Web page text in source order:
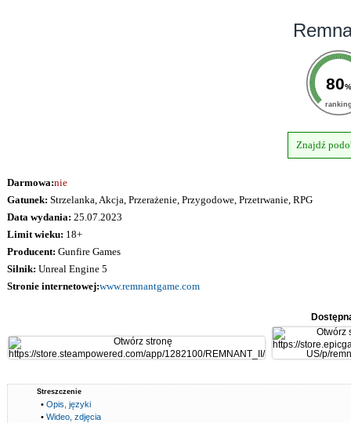
80
Znajdź
Darmowa:nie
Gatunek: Strzelanka, Akcja, Przerażenie, Przygodowe, Przetrwanie, RPG
Data wydania: 25.07.2023
Limit wieku: 18+
Producent: Gunfire Games
Silnik: Unreal Engine 5
Stronie internetowej:www.remnantgame.com
Streszczenie
•Opis, języki
•Wideo, zdjęcia